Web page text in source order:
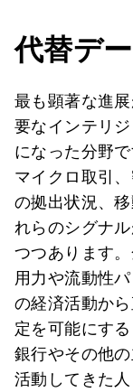
代替デ
最も顕著な進
要なインテリ
になった分野
マイクロ取引
の拠出状況、
れらのシグナ
つつあります
用力や流動性
の経済活動か
定を可能にす
銀行やその他
活動してきた